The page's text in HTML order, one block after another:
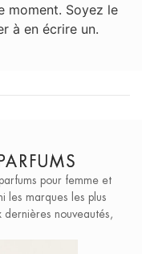
moment. Soyez le
à en écrire un.
pour femme et
les marques les plus
nouveautés,